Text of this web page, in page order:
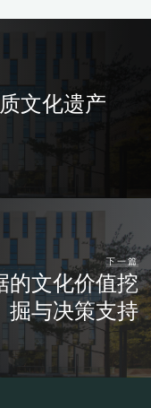
文化遗产
下一篇
的文化价值挖
掘与决策支持